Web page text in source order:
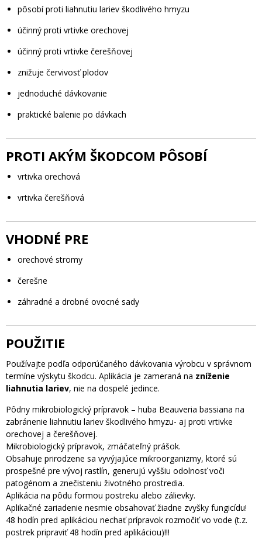
pôsobí proti liahnutiu lariev škodlivého hmyzu
účinný proti vrtivke orechovej
účinný proti vrtivke čerešňovej
znižuje červivosť plodov
jednoduché dávkovanie
praktické balenie po dávkach
PROTI AKÝM ŠKODCOM PÔSOBÍ
vrtivka orechová
vrtivka čerešňová
VHODNÉ PRE
orechové stromy
čerešne
záhradné a drobné ovocné sady
POUŽITIE
Používajte podľa odporúčaného dávkovania výrobcu v správnom
termíne výskytu škodcu. Aplikácia je zameraná na zníženie
liahnutia lariev, nie na dospelé jedince.
Pôdny mikrobiologický prípravok – huba Beauveria bassiana na
zabránenie liahnutiu lariev škodlivého hmyzu- aj proti vrtivke
orechovej a čerešňovej.
Mikrobiologický prípravok, zmáčateľný prášok.
Obsahuje prirodzene sa vyvýjajúce mikroorganizmy, ktoré sú
prospešné pre vývoj rastlín, generujú vyššiu odolnosť voči
patogénom a znečisteniu životného prostredia.
Aplikácia na pôdu formou postreku alebo zálievky.
Aplikačné zariadenie nesmie obsahovať žiadne zvyšky fungicídu!
48 hodín pred aplikáciou nechať prípravok rozmočiť vo vode (t.z.
postrek pripraviť 48 hodín pred aplikáciou)!!!